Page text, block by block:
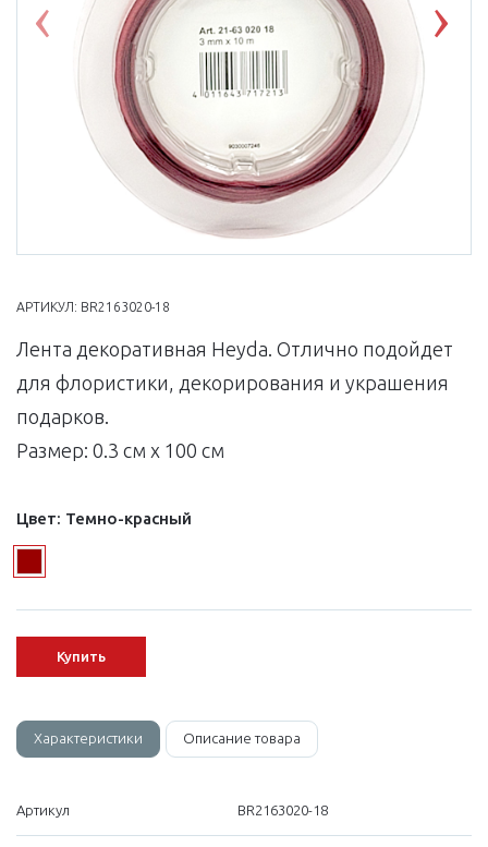
Previous
АРТИКУЛ: BR2163020-18
Лента декоративная Heyda. Отлично подойдет
для флористики, декорирования и украшения
подарков.
Размер: 0.3 см x 100 см
Цвет: Темно-красный
Купить
Характеристики Описание товара
Артикул BR2163020-18